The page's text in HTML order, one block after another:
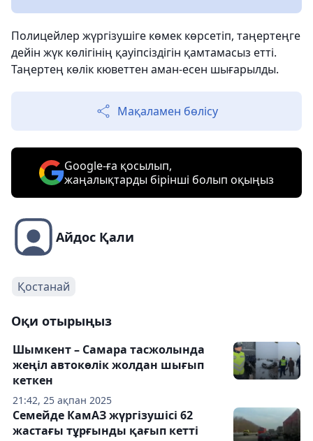
Полицейлер жүргізушіге көмек көрсетіп, таңертеңге
дейін жүк көлігінің қауіпсіздігін қамтамасыз етті.
Таңертең көлік кюветтен аман-есен шығарылды.
Мақаламен бөлісу
Google-ға қосылып,
жаңалықтарды бірінші болып оқыңыз
Айдос Қали
Қостанай
Оқи отырыңыз
21:42, 25 ақпан 2025
Шымкент – Самара тасжолында
жеңіл автокөлік жолдан шығып
кеткен
Семейде КамАЗ жүргізушісі 62
жастағы тұрғынды қағып кетті